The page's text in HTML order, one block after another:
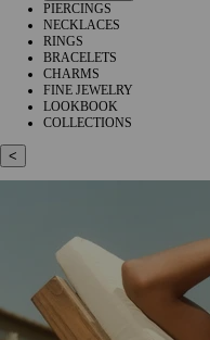
PIERCINGS
NECKLACES
RINGS
BRACELETS
CHARMS
FINE JEWELRY
LOOKBOOK
COLLECTIONS
<